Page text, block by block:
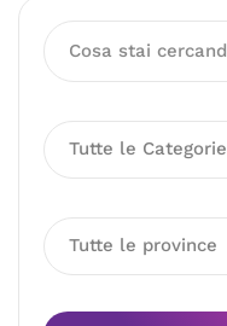
Tutte le Categorie
Tutte le province